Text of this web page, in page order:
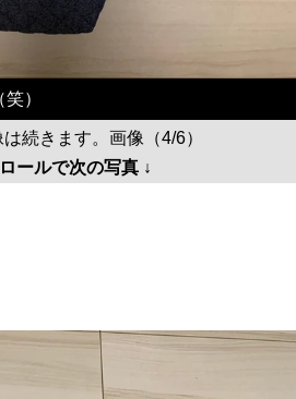
）
続きます。画像（4/6）
ールで次の写真 ↓